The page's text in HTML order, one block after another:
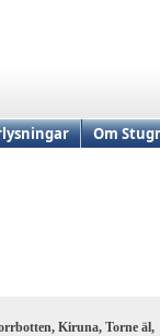
Om
Kiruna, Torne äl,